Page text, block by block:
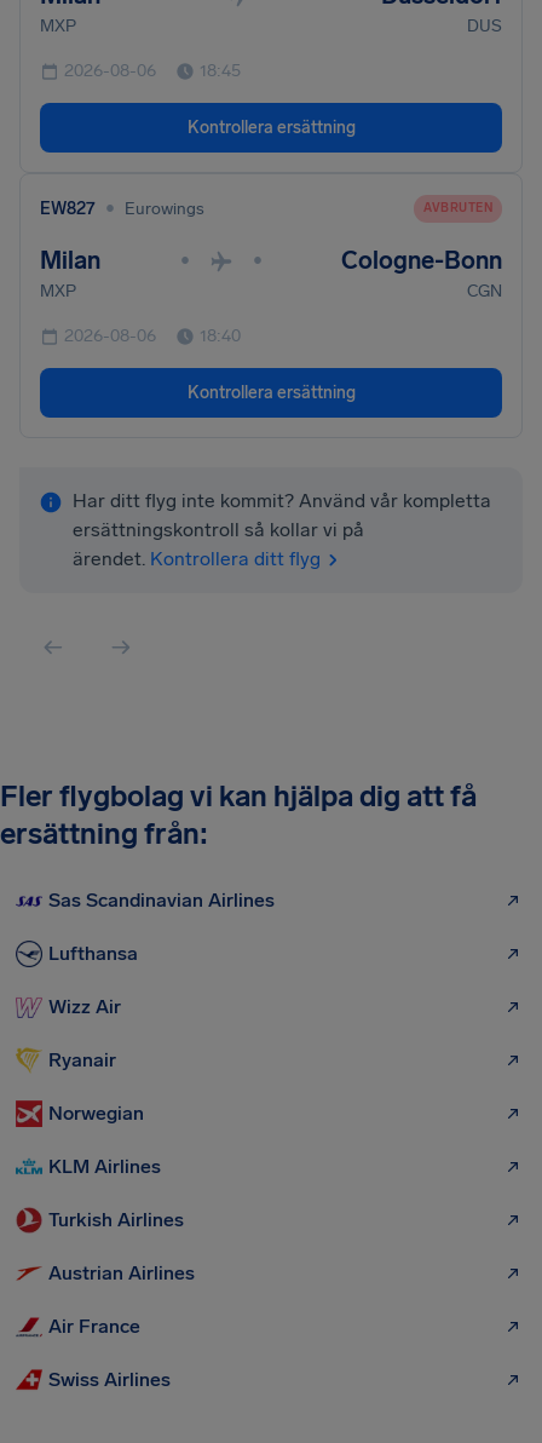
MXP DUS
2026-08-06 18:45
Kontrollera ersättning
EW827 • Eurowings AVBRUTEN
Milan • • Cologne-Bonn
MXP CGN
2026-08-06 18:40
Kontrollera ersättning
Har ditt flyg inte kommit? Använd vår kompletta
ersättningskontroll så kollar vi på
ärendet. Kontrollera ditt flyg
Fler flygbolag vi kan hjälpa dig att få
ersättning från:
Sas Scandinavian Airlines
Lufthansa
Wizz Air
Ryanair
Norwegian
KLM Airlines
Turkish Airlines
Austrian Airlines
Air France
Swiss Airlines